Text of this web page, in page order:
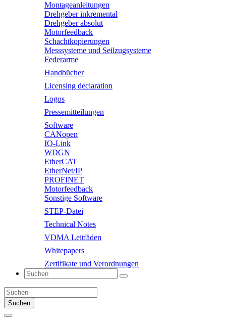
Montageanleitungen
Drehgeber inkremental
Drehgeber absolut
Motorfeedback
Schachtkopierungen
Messsysteme und Seilzugsysteme
Federarme
Handbücher
Licensing declaration
Logos
Pressemitteilungen
Software
CANopen
IO-Link
WDGN
EtherCAT
EtherNet/IP
PROFINET
Motorfeedback
Sonstige Software
STEP-Datei
Technical Notes
VDMA Leitfäden
Whitepapers
Zertifikate und Verordnungen
Suchen